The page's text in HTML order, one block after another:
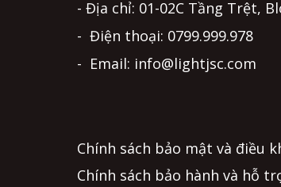
- Địa chỉ: 01-02C Tầng Trệt,
- Điện thoại: 0799.999.978
- Email: info@lightjsc.com
Chính sách bảo mật và điều
Chính sách bảo hành và hỗ